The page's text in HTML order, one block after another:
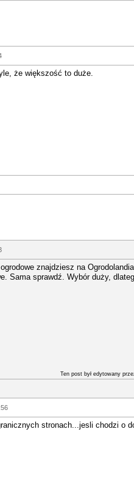
że większość to duże.
znajdziesz na
Sama sprawdź. Wybór duży,
Ten post był edytowany
stronach...jesli chodzi o